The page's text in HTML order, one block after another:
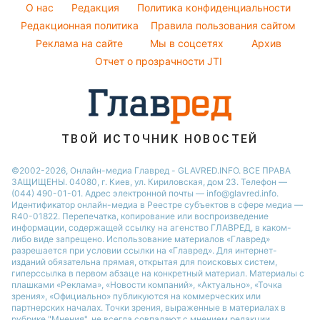
София Ротару
Новости Черкассы
Новости Тернополя
Новости Ровно
Новости Запорожья
Новости Одессы
Пылевая буря
Народные приметы
Все о шоу-бизнесе
O нас Редакция
Политика конфиденциальности
Редакционная политика
Правила пользования сайтом
Реклама на сайте
Мы в соцсетях
Архив
Отчет о прозрачности JTI
ТВОЙ ИСТОЧНИК НОВОСТЕЙ
©2002-2026, Онлайн-медиа Главред - GLAVRED.INFO. ВСЕ ПРАВА
ЗАЩИЩЕНЫ. 04080, г. Киев, ул. Кириловская, дом 23. Телефон —
(044) 490-01-01. Адрес электронной почты — info@glavred.info.
Идентификатор онлайн-медиа в Реестре cубъектов в сфере медиа —
R40-01822. Перепечатка, копирование или воспроизведение
информации, содержащей ссылку на агенство ГЛАВРЕД, в каком-
либо виде запрещено. Использование материалов «Главред»
разрешается при условии ссылки на «Главред». Для интернет-
изданий обязательна прямая, открытая для поисковых систем,
гиперссылка в первом абзаце на конкретный материал. Материалы с
плашками «Реклама», «Новости компаний», «Актуально», «Точка
зрения», «Официально» публикуются на коммерческих или
партнерских началах. Точки зрения, выраженные в материалах в